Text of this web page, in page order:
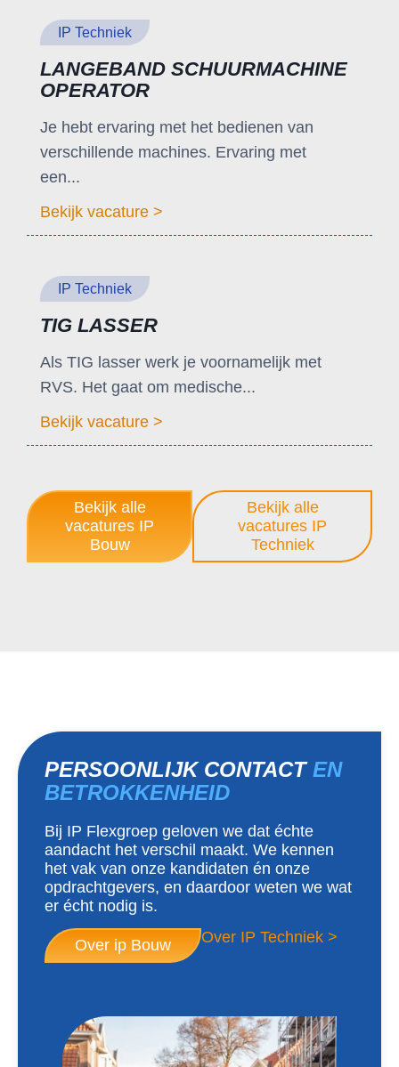
IP Techniek
LANGEBAND SCHUURMACHINE
OPERATOR
Je hebt ervaring met het bedienen van
verschillende machines. Ervaring met
een...
Bekijk vacature >
IP Techniek
TIG LASSER
Als TIG lasser werk je voornamelijk met
RVS. Het gaat om medische...
Bekijk vacature >
Bekijk alle
vacatures IP
Bouw
Bekijk alle
vacatures IP
Techniek
PERSOONLIJK CONTACTEN
BETROKKENHEID
Bij IP Flexgroep geloven we dat échte
aandacht het verschil maakt. We kennen
het vak van onze kandidaten én onze
opdrachtgevers, en daardoor weten we wat
er écht nodig is.
Over ip Bouw Over IP Techniek >